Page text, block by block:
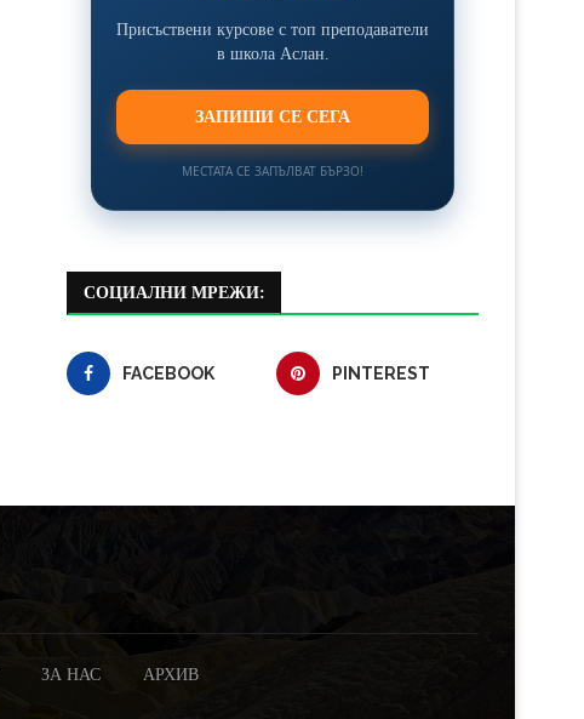
Присъствени курсове с топ преподаватели
в школа Аслан.
ЗАПИШИ СЕ СЕГА
МЕСТАТА СЕ ЗАПЪЛВАТ БЪРЗО!
СОЦИАЛНИ МРЕЖИ:
FACEBOOK PINTEREST
ЗА НАС АРХИВ